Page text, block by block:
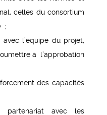
celles du consortium
;
l’équipe du projet,
à l’approbation
des capacités
partenariat avec les